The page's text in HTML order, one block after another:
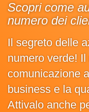
Scopri come
numero dei
Il segreto delle
numero verde!
comunicazione
business e la
Attivalo anche